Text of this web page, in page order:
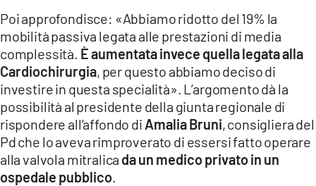
APPLE
Poi approfondisce: «Abbiamo ridotto del 19% la
mobilità passiva legata alle prestazioni di media
complessità. È aumentata invece quella legata alla
Cardiochirurgia, per questo abbiamo deciso di
investire in questa specialità». L’argomento dà la
possibilità al presidente della giunta regionale di
rispondere all’affondo di Amalia Bruni, consigliera del
Pd che lo aveva rimproverato di essersi fatto operare
alla valvola mitralica da un medico privato in un
ospedale pubblico